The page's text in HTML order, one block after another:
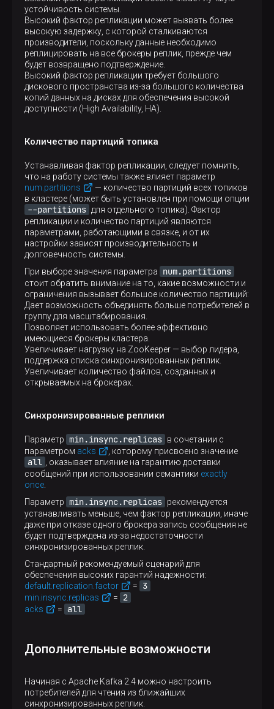
устойчивость системы.
Высокий фактор репликации может вызвать более
высокую задержку, с которой сталкиваются
производители, поскольку данные необходимо
реплицировать на все брокеры реплик, прежде чем
будет возвращено подтверждение.
Высокий фактор репликации требует большого
дискового пространства из-за большого количества
копий данных на дисках для обеспечения высокой
доступности (High Availability, HA).
Количество партиций топика
Устанавливая фактор репликации, следует помнить,
что на работу системы также влияет параметр
num.partitions
— количество партиций всех топиков
в кластере (может быть установлен при помощи опции
--partitions для отдельного топика). Фактор
репликации и количество партиций являются
параметрами, работающими в связке, и от их
настройки зависят производительность и
долговечность системы.
При выборе значения параметра
num.partitions
стоит обратить внимание на то, какие возможности и
ограничения вызывает большое количество партиций:
Дает возможность объединять больше потребителей в
группу для масштабирования.
Позволяет использовать более эффективно
имеющиеся брокеры кластера.
Увеличивает нагрузку на ZooKeeper — выбор лидера,
поддержка списка синхронизированных реплик.
Увеличивает количество файлов, созданных и
открываемых на брокерах.
Синхронизированные реплики
Параметр min.insync.replicas в сочетании с
параметром acks , которому присвоено значение
all
, оказывает влияние на гарантию доставки
сообщений при использовании семантики exactly
once
Параметр min.insync.replicas рекомендуется
устанавливать меньше, чем фактор репликации, иначе
даже при отказе одного брокера запись сообщения не
будет подтверждена из-за недостаточности
синхронизированных реплик.
Стандартный рекомендуемый сценарий для
обеспечения высоких гарантий надежности:
default.replication.factor
= 3
min.insync.replicas = 2
acks = all
Дополнительные возможности
Начиная с Apache Kafka 2.4 можно настроить
потребителей для чтения из ближайших
синхронизированных реплик.